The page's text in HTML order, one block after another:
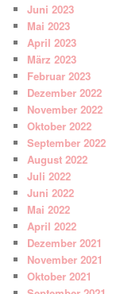
Juni 2023
Mai 2023
April 2023
März 2023
Februar 2023
Dezember 2022
November 2022
Oktober 2022
September 2022
August 2022
Juli 2022
Juni 2022
Mai 2022
April 2022
Dezember 2021
November 2021
Oktober 2021